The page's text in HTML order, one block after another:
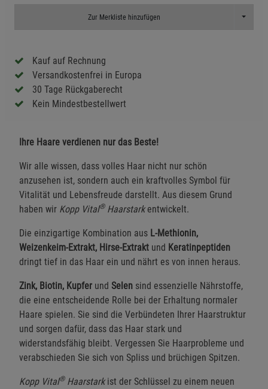
Zur Merkliste hinzufügen Toggle
Kauf auf Rechnung
Versandkostenfrei in Europa
30 Tage Rückgaberecht
Kein Mindestbestellwert
Ihre Haare verdienen nur das Beste!
Wir alle wissen, dass volles Haar nicht nur schön
anzusehen ist, sondern auch ein kraftvolles Symbol für
Vitalität und Lebensfreude darstellt. Aus diesem Grund
haben wir Kopp Vital®Haarstarkentwickelt.
Die einzigartige Kombination aus L-Methionin,
Weizenkeim-Extrakt, Hirse-Extrakt und Keratinpeptiden
dringt tief in das Haar ein und nährt es von innen heraus.
Zink, Biotin, Kupfer und Selen sind essenzielle Nährstoffe,
die eine entscheidende Rolle bei der Erhaltung normaler
Haare spielen. Sie sind die Verbündeten Ihrer Haarstruktur
und sorgen dafür, dass das Haar stark und
widerstandsfähig bleibt. Vergessen Sie Haarprobleme und
verabschieden Sie sich von Spliss und brüchigen Spitzen.
Kopp Vital®Haarstarkist der Schlüssel zu einem neuen